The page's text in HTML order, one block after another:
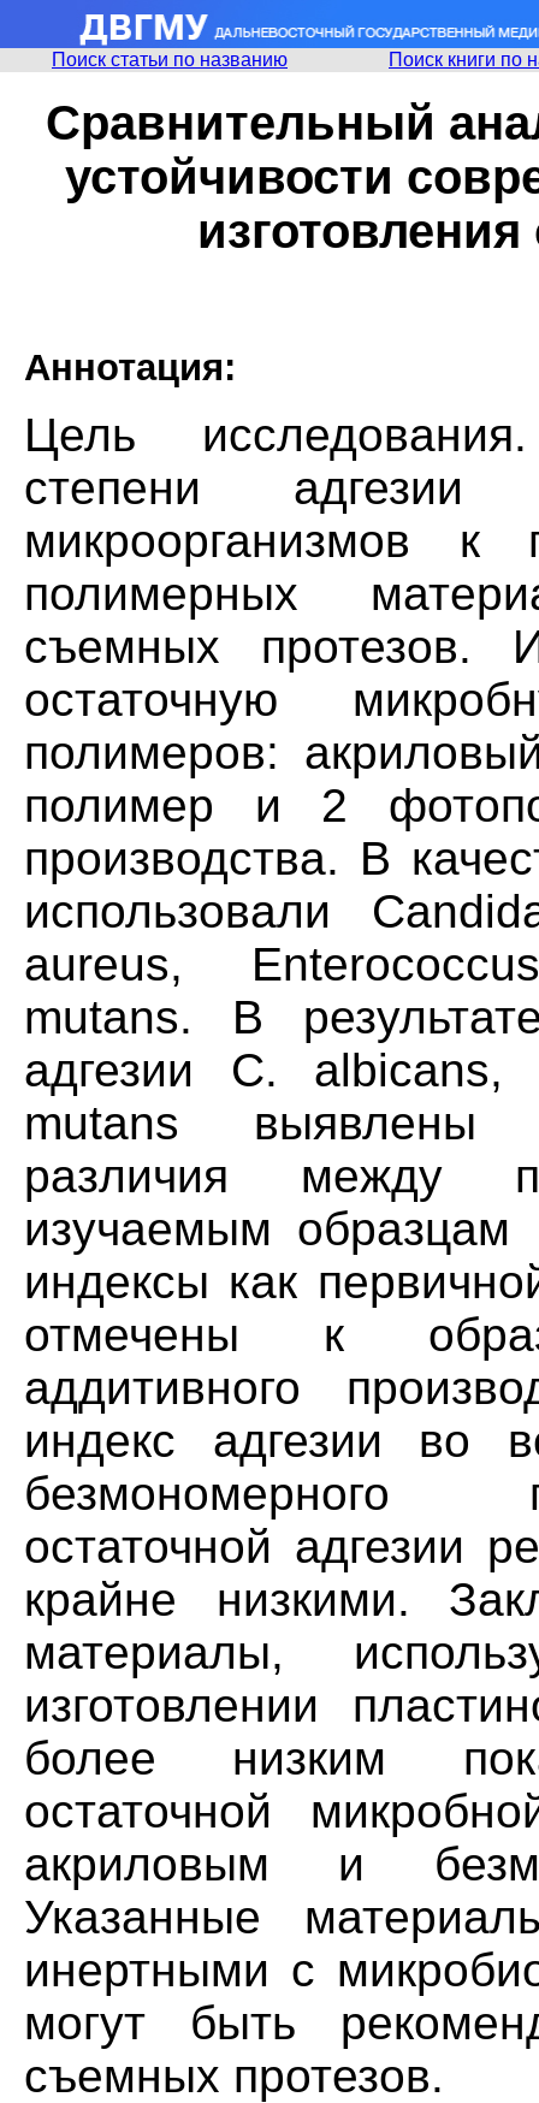
Поиск статьи по названию Поиск книги по
Сравнительный
устойчивости
Аннотация:
Цель
степени адгезии
микроорганизмов к
полимерных
съемных протезов.
остаточную
полимеров:
полимер и 2
производства. В
использовали
aureus,
mutans. В
адгезии С.
mutans выявлены
различия между
изучаемым
индексы как
отмечены к
аддитивного
индекс адгезии во
безмономерного
остаточной адгезии
крайне низкими.
материалы,
изготовлении
более низким
остаточной
акриловым и
Указанные
инертными с
могут быть
съемных протезов.